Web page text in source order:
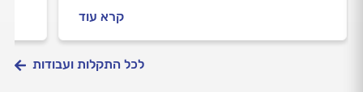
קרא עוד
לכל התקלות ועבודות